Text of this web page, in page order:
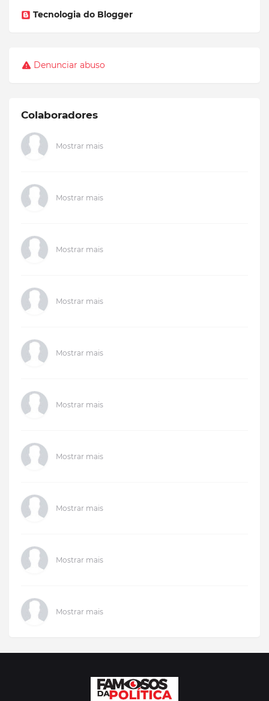
Tecnologia do Blogger
Denunciar abuso
Colaboradores
Mostrar mais
Mostrar mais
Mostrar mais
Mostrar mais
Mostrar mais
Mostrar mais
Mostrar mais
Mostrar mais
Mostrar mais
Mostrar mais